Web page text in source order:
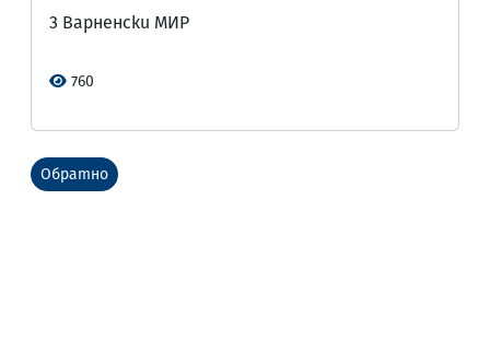
3 Варненски МИР
760
Обратно